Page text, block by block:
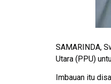
SAMARINDA,
Utara (PPU)
Imbauan itu